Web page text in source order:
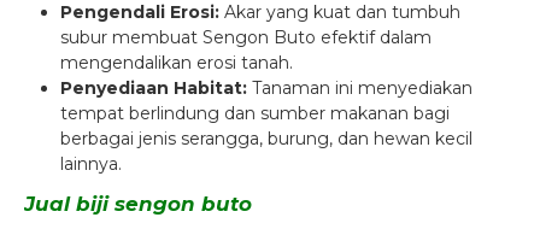
Pengendali Erosi: Akar yang kuat dan tumbuh
subur membuat Sengon Buto efektif dalam
mengendalikan erosi tanah.
Penyediaan Habitat: Tanaman ini menyediakan
tempat berlindung dan sumber makanan bagi
berbagai jenis serangga, burung, dan hewan kecil
lainnya.
Jual biji sengon buto